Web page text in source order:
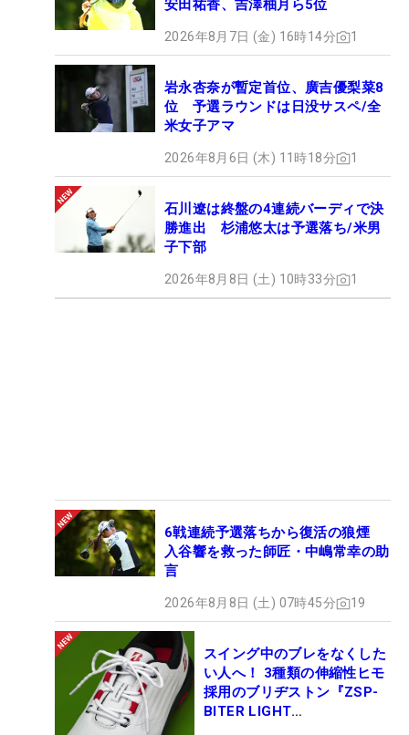
安田祐香、吉澤柚月ら5位
2026年8月7日 (金) 16時14分 1
岩永杏奈が暫定首位、廣吉優梨菜8
位 予選ラウンドは日没サスペ/全
米女子アマ
2026年8月6日 (木) 11時18分 1
石川遼は終盤の4連続バーディで決
勝進出 杉浦悠太は予選落ち/米男
子下部
2026年8月8日 (土) 10時33分 1
6戦連続予選落ちから復活の狼煙
入谷響を救った師匠・中嶋常幸の助
言
2026年8月8日 (土) 07時45分 19
スイング中のブレをなくした
い人へ！ 3種類の伸縮性ヒモ
採用のブリヂストン『ZSP-
BITER LIGHT